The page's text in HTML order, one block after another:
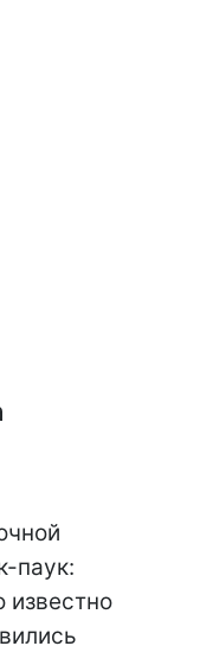
паук:
известно